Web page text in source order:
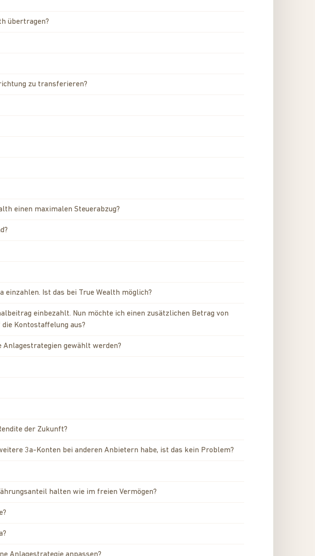
übertragen?
zu transferieren?
einen maximalen Steuerabzug?
einzahlen. Ist das bei True Wealth möglich?
einbezahlt. Nun möchte ich einen zusätzlichen Betrag von
Kontostaffelung aus?
Anlagestrategien gewählt werden?
der Zukunft?
3a-Konten bei anderen Anbietern habe, ist das kein Problem?
halten wie im freien Vermögen?